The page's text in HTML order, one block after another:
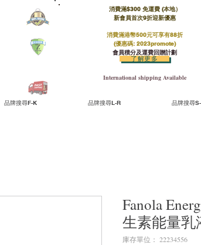
消費滿$300 免運費 (本地）​
新會員首次9折迎新優惠
消費滿港幣500元可享有88折
(優惠碼: 2023promote)
會員積分及運費回贈計劃
International shipping Available
了解更多
品牌搜尋F-K 品牌搜尋L-R 品牌搜尋
Fanola
生素能量乳
庫存單位： 22234556